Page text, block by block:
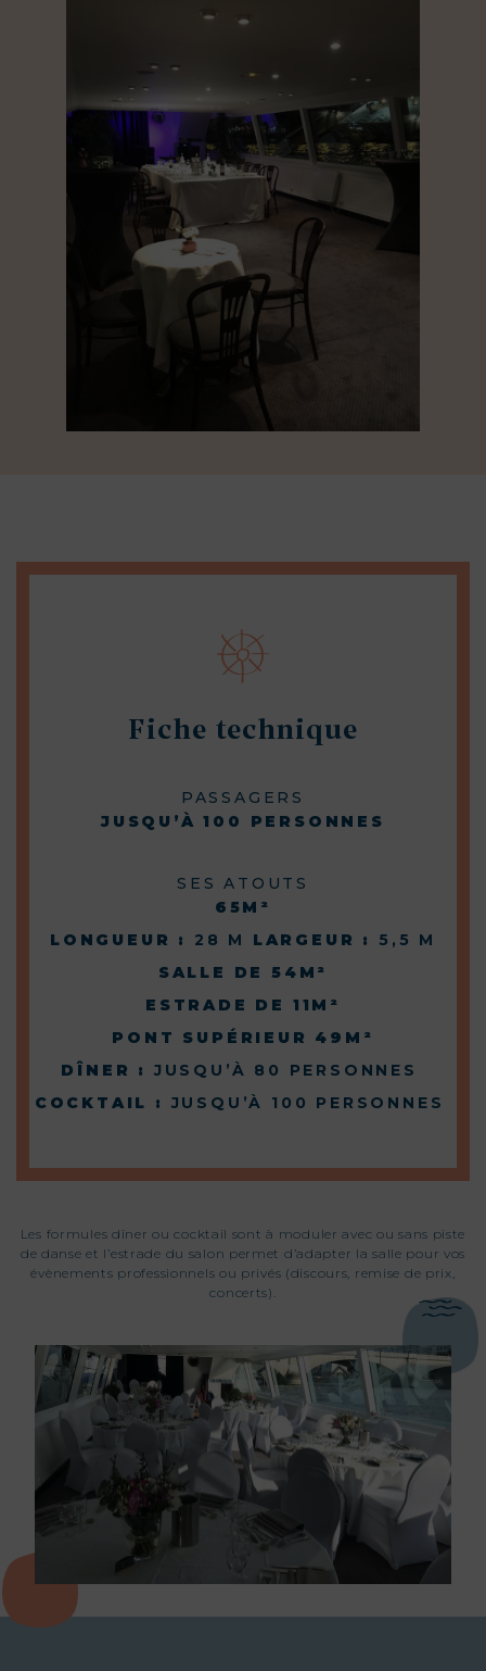
Fiche technique
PASSAGERS
JUSQU’À 100 PERSONNES
SES ATOUTS
65M²
LONGUEUR : 28 M LARGEUR : 5,5 M
SALLE DE 54M²
ESTRADE DE 11M²
PONT SUPÉRIEUR 49M²
DÎNER : JUSQU’À 80 PERSONNES
COCKTAIL : JUSQU’À 100 PERSONNES
Les formules dîner ou cocktail sont à moduler avec ou sans piste
de danse et l’estrade du salon permet d’adapter la salle pour vos
évènements professionnels ou privés (discours, remise de prix,
concerts).